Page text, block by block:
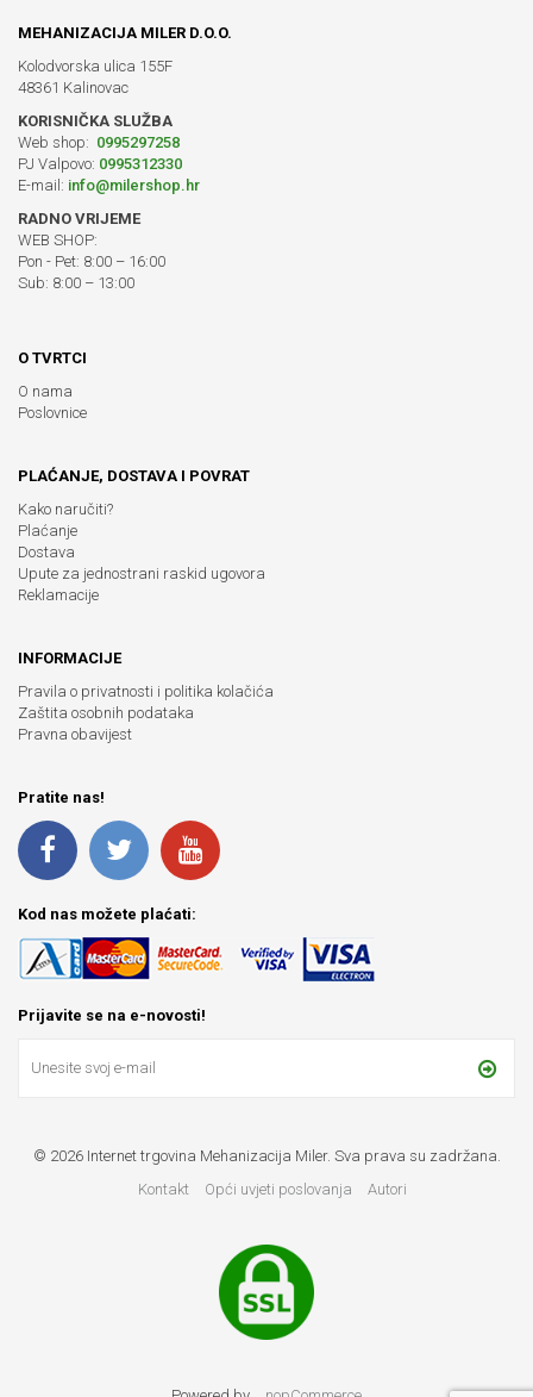
MEHANIZACIJA MILER D.O.O.
Kolodvorska ulica 155F
48361 Kalinovac
KORISNIČKA SLUŽBA
Web shop: 0995297258
PJ Valpovo: 0995312330
E-mail: info@milershop.hr
RADNO VRIJEME
WEB SHOP:
Pon - Pet: 8:00 – 16:00
Sub: 8:00 – 13:00
O TVRTCI
O nama
Poslovnice
PLAĆANJE, DOSTAVA I POVRAT
Kako naručiti?
Plaćanje
Dostava
Upute za jednostrani raskid ugovora
Reklamacije
INFORMACIJE
Pravila o privatnosti i politika kolačića
Zaštita osobnih podataka
Pravna obavijest
Pratite nas!
Kod nas možete plaćati:
Prijavite se na e-novosti!
© 2026 Internet trgovina Mehanizacija Miler. Sva prava su zadržana.
Kontakt
Opći uvjeti poslovanja Autori